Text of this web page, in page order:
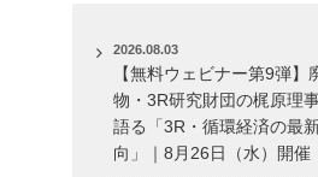
2026.08.03
【無料ウェビナー第9弾】
物・3R研究財団の梶原理
語る「3R・循環経済の最
向」｜8月26日（水）開催